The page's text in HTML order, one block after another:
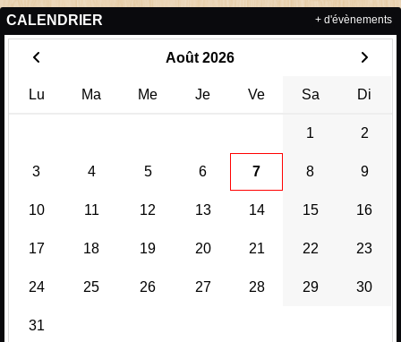
CALENDRIER
Août 2026
Lu Ma Me Je Ve Sa Di
1 2
3 4 5 6 7 8 9
10 11 12 13 14 15 16
17 18 19 20 21 22 23
24 25 26 27 28 29 30
31
+ d'évènements